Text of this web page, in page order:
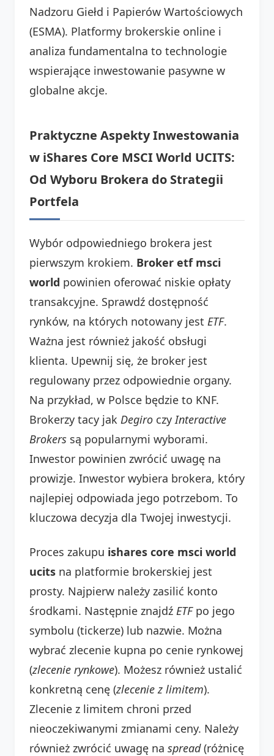
Nadzoru Giełd i Papierów Wartościowych
(ESMA). Platformy brokerskie online i
analiza fundamentalna to technologie
wspierające inwestowanie pasywne w
globalne akcje.
Praktyczne Aspekty Inwestowania
w iShares Core MSCI World UCITS:
Od Wyboru Brokera do Strategii
Portfela
Wybór odpowiedniego brokera jest
pierwszym krokiem. Broker etf msci
world powinien oferować niskie opłaty
transakcyjne. Sprawdź dostępność
rynków, na których notowany jest ETF.
Ważna jest również jakość obsługi
klienta. Upewnij się, że broker jest
regulowany przez odpowiednie organy.
Na przykład, w Polsce będzie to KNF.
Brokerzy tacy jak Degiro czy Interactive
Brokers są popularnymi wyborami.
Inwestor powinien zwrócić uwagę na
prowizje. Inwestor wybiera brokera, który
najlepiej odpowiada jego potrzebom. To
kluczowa decyzja dla Twojej inwestycji.
Proces zakupu ishares core msci world
ucits na platformie brokerskiej jest
prosty. Najpierw należy zasilić konto
środkami. Następnie znajdź ETFpo jego
symbolu (tickerze) lub nazwie. Można
wybrać zlecenie kupna po cenie rynkowej
(zlecenie rynkowe). Możesz również ustalić
konkretną cenę (zlecenie z limitem).
Zlecenie z limitem chroni przed
nieoczekiwanymi zmianami ceny. Należy
również zwrócić uwagę na spread(różnicę